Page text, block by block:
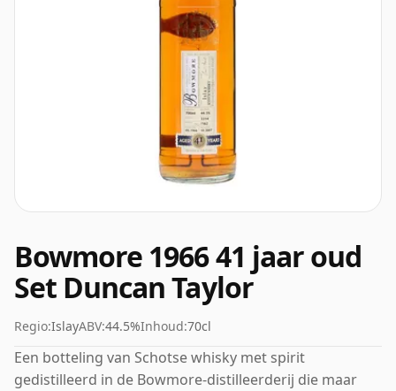
Bowmore 1966 41 jaar oud
Set Duncan Taylor
Regio:IslayABV:44.5%Inhoud:70cl
Een botteling van Schotse whisky met spirit
gedistilleerd in de Bowmore-distilleerderij die maar